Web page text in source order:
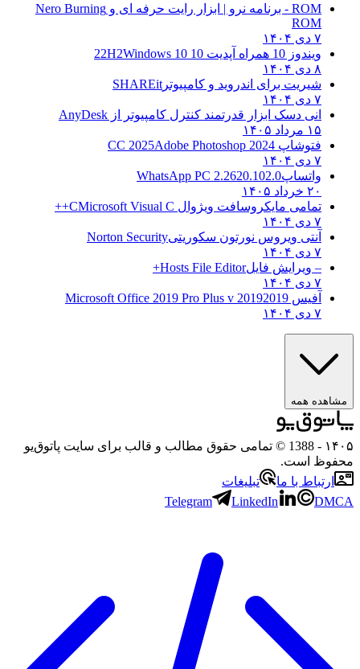
ROM - برنامه نرو | ابزار رایت حرفه ای و
Nero Burning
ROM
۷ دی ۱۴۰۴
ویندوز 10 همراه آپدیت 10 22H2
Windows 10
۸ دی ۱۴۰۴
شیریت برای اندروید و کامپیوتر SHAREit
۷ دی ۱۴۰۴
انی دسک ابزار قدرتمند کنترل کامپیوتر از AnyDesk
۱۵ مرداد ۱۴۰۵
فتوشاپ CC 2025 Adobe Photoshop 2024
۷ دی ۱۴۰۴
واتساپWhatsApp PC 2.2620.102.0
۲۰ خرداد ۱۴۰۵
تمامی مایکروسافت ویژوال C Microsoft Visual C++
۷ دی ۱۴۰۴
آنتی ویروس نورتون سکوریتیNorton Security
۷ دی ۱۴۰۴
– ویرایش فایلHosts File Editor+
۷ دی ۱۴۰۴
آفیس 2019 2019 Microsoft Office 2019 Pro Plus v
۷ دی ۱۴۰۴
مشاهده همه
۱۴۰۵
- 1388 © تمامی حقوق مطالب و قالب برای سایت پاتوق‌یو
محفوظ است.
ارتباط با ما
تبلیغات
Telegram
LinkedIn DMCA